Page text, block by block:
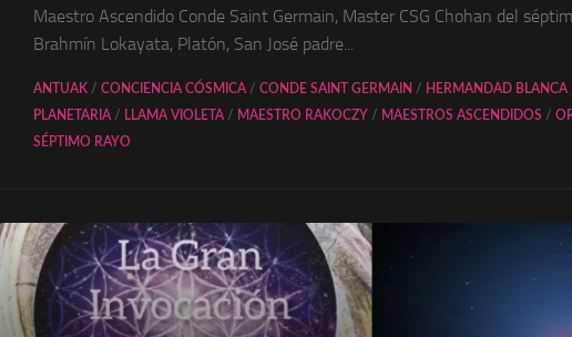
Maestro Ascendido Conde Saint Germain, Master CSG Chohan del
Brahmín Lokayata, Platón, San José padre...
ANTUAK / CONCIENCIA CÓSMICA / CONDE SAINT GERMAIN / HERMANDAD BLANCA
PLANETARIA / LLAMA VIOLETA / MAESTRO RAKOCZY / MAESTROS ASCENDIDOS /
SÉPTIMO RAYO